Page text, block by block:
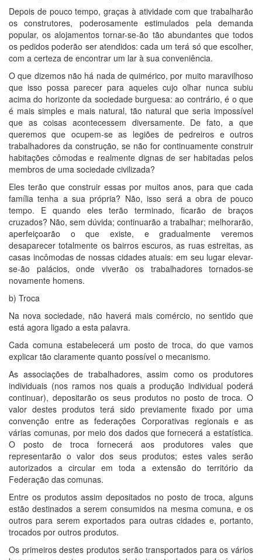
Depois de pouco tempo, graças à atividade com que trabalharão
os construtores, poderosamente estimulados pela demanda
popular, os alojamentos tornar-se-ão tão abundantes que todos
os pedidos poderão ser atendidos: cada um terá só que escolher,
com a certeza de encontrar um lar à sua conveniência.
O que dizemos não há nada de quimérico, por muito maravilhoso
que isso possa parecer para aqueles cujo olhar nunca subiu
acima do horizonte da sociedade burguesa: ao contrário, é o que
é mais simples e mais natural, tão natural que seria impossível
que as coisas acontecessem diversamente. De fato, a que
queremos que ocupem-se as legiões de pedreiros e outros
trabalhadores da construção, se não for continuamente construir
habitações cômodas e realmente dignas de ser habitadas pelos
membros de uma sociedade civilizada?
Eles terão que construir essas por muitos anos, para que cada
família tenha a sua própria? Não, isso será a obra de pouco
tempo. E quando eles terão terminado, ficarão de braços
cruzados? Não, sem dúvida; continuarão a trabalhar; melhorarão,
aperfeiçoarão o que existe, e gradualmente veremos
desaparecer totalmente os bairros escuros, as ruas estreitas, as
casas incômodas de nossas cidades atuais: em seu lugar elevar-
se-ão palácios, onde viverão os trabalhadores tornados-se
novamente homens.
b) Troca
Na nova sociedade, não haverá mais comércio, no sentido que
está agora ligado a esta palavra.
Cada comuna estabelecerá um posto de troca, do que vamos
explicar tão claramente quanto possível o mecanismo.
As associações de trabalhadores, assim como os produtores
individuais (nos ramos nos quais a produção individual poderá
continuar), depositarão os seus produtos no posto de troca. O
valor destes produtos terá sido previamente fixado por uma
convenção entre as federações Corporativas regionais e as
várias comunas, por meio dos dados que fornecerá a estatística.
O posto de troca fornecerá aos produtores vales que
representarão o valor dos seus produtos; estes vales serão
autorizados a circular em toda a extensão do território da
Federação das comunas.
Entre os produtos assim depositados no posto de troca, alguns
estão destinados a serem consumidos na mesma comuna, e os
outros para serem exportados para outras cidades e, portanto,
trocados por outros produtos.
Os primeiros destes produtos serão transportados para os vários